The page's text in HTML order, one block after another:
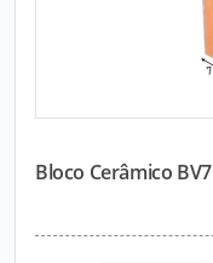
Bloco Cerâmico BV7